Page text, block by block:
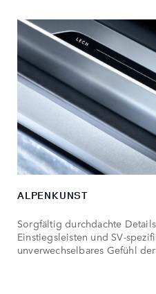
ALPENKUNST
Sorgfältig durchdachte
Einstiegsleisten und SV-
unverwechselbares Gefühl